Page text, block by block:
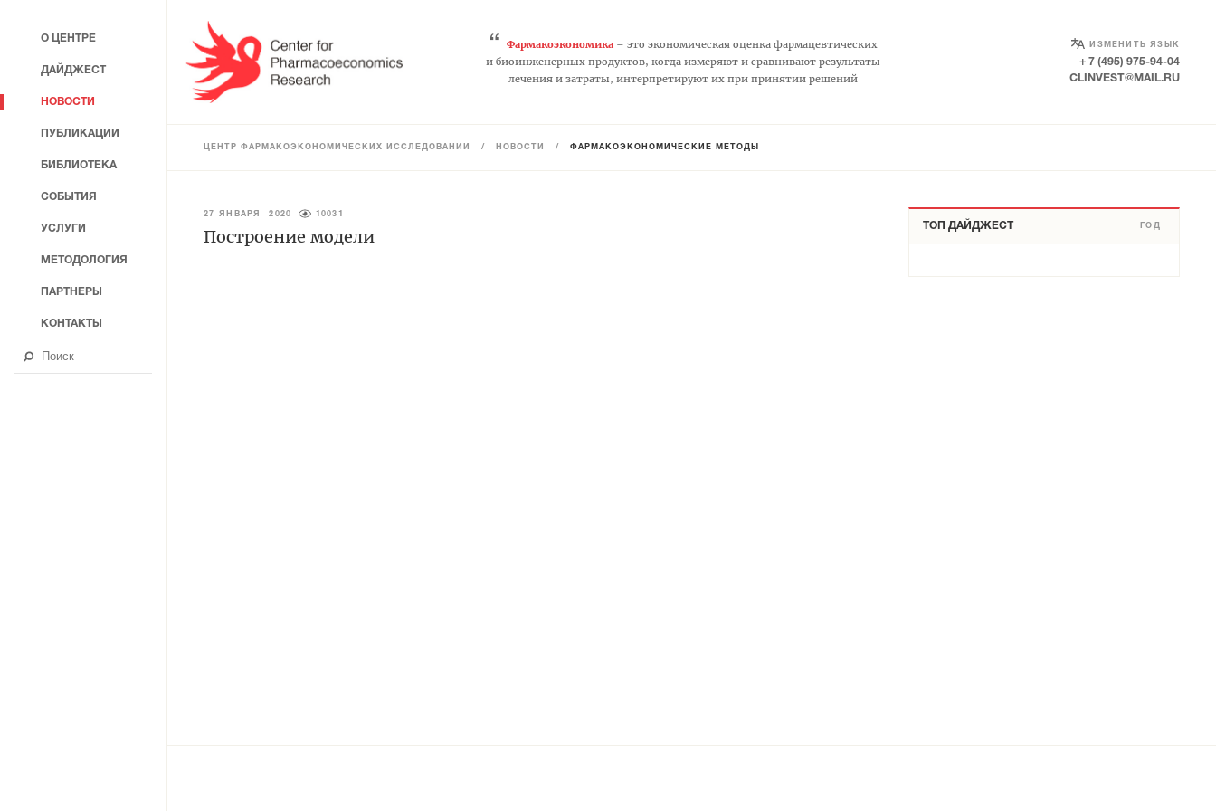
“ Фармакоэкономика– это экономическая оценка фармацевтических
и биоинженерных продуктов, когда измеряют и сравнивают результаты
лечения и затраты, интерпретируют их при принятии решений
ИЗМЕНИТЬ ЯЗЫК
SELECT LANGUAGE
+ 7 (495) 975-94-04
CLINVEST@MAIL.RU
ЦЕНТР ФАРМАКОЭКОНОМИЧЕСКИХ ИССЛЕДОВАНИЙ / НОВОСТИ / ФАРМАКОЭКОНОМИЧЕСКИЕ МЕТОДЫ
27 ЯНВАРЯ 2020 10031
Построение модели ТОП ДАЙДЖЕСТ ГОД
О ЦЕНТРЕ
ДАЙДЖЕСТ
НОВОСТИ
ПУБЛИКАЦИИ
БИБЛИОТЕКА
СОБЫТИЯ
УСЛУГИ
МЕТОДОЛОГИЯ
ПАРТНЕРЫ
КОНТАКТЫ